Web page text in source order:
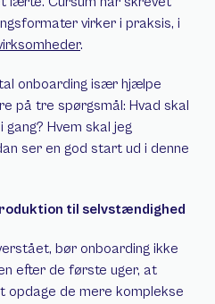
virker i praksis, i
.
onboarding især hjælpe
på tre spørgsmål: Hvad skal
Hvem skal jeg
ser en god start ud i denne
til selvstændighed
bør onboarding ikke
efter de første uger, at
opdage de mere komplekse